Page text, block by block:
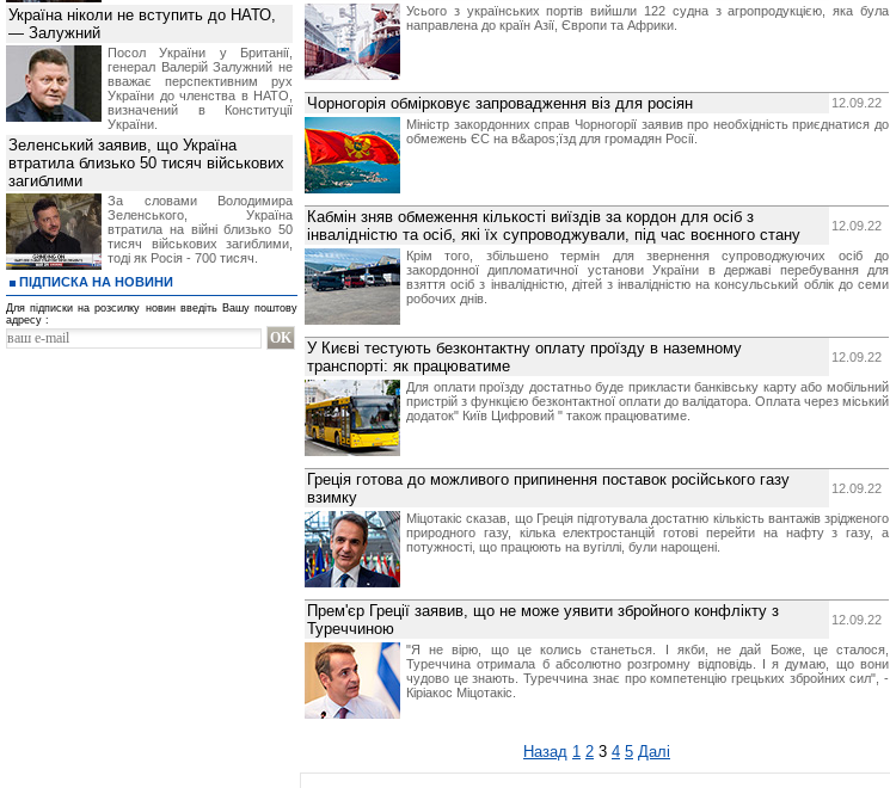
Усього з українських портів вийшли 122 судна з агропродукцією, яка була
направлена до країн Азії, Європи та Африки.
Чорногорія обмірковує запровадження віз для росіян
12.09.22
Міністр закордонних справ Чорногорії заявив про необхідність приєднатися до
обмежень ЄС на в&apos;їзд для громадян Росії.
Кабмін зняв обмеження кількості виїздів за кордон для осіб з
інвалідністю та осіб, які їх супроводжували, під час воєнного стану
12.09.22
Крім того, збільшено термін для звернення супроводжуючих осіб до
закордонної дипломатичної установи України в державі перебування для
взяття осіб з інвалідністю, дітей з інвалідністю на консульський облік до семи
робочих днів.
У Києві тестують безконтактну оплату проїзду в наземному
транспорті: як працюватиме
12.09.22
Для оплати проїзду достатньо буде прикласти банківську карту або мобільний
пристрій з функцією безконтактної оплати до валідатора. Оплата через міський
додаток" Київ Цифровий " також працюватиме.
Греція готова до можливого припинення поставок російського газу
взимку
12.09.22
Міцотакіс сказав, що Греція підготувала достатню кількість вантажів зрідженого
природного газу, кілька електростанцій готові перейти на нафту з газу, а
потужності, що працюють на вугіллі, були нарощені.
Прем'єр Греції заявив, що не може уявити збройного конфлікту з
Туреччиною
12.09.22
"Я не вірю, що це колись станеться. І якби, не дай Боже, це сталося,
Туреччина отримала б абсолютно розгромну відповідь. І я думаю, що вони
чудово це знають. Туреччина знає про компетенцію грецьких збройних сил", -
Кіріакос Міцотакіс.
Назад 1 2 3 4 5 Далі
Україна ніколи не вступить до НАТО,
— Залужний
Посол України у Британії,
генерал Валерій Залужний не
вважає перспективним рух
України до членства в НАТО,
визначений в Конституції
України.
Зеленський заявив, що Україна
втратила близько 50 тисяч військових
загиблими
За словами Володимира
Зеленського, Україна
втратила на війні близько 50
тисяч військових загиблими,
тоді як Росія - 700 тисяч.
ПІДПИСКА НА НОВИНИ
Для підписки на розсилку новин введіть Вашу поштову
адресу :